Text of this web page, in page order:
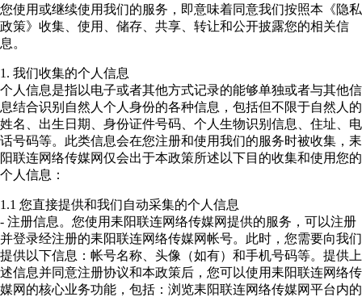
您使用或继续使用我们的服务，即意味着同意我们按照本《隐私
政策》收集、使用、储存、共享、转让和公开披露您的相关信
息。
1. 我们收集的个人信息
个人信息是指以电子或者其他方式记录的能够单独或者与其他信
息结合识别自然人个人身份的各种信息，包括但不限于自然人的
姓名、出生日期、身份证件号码、个人生物识别信息、住址、电
话号码等。此类信息会在您注册和使用我们的服务时被收集，耒
阳联连网络传媒网仅会出于本政策所述以下目的收集和使用您的
个人信息：
1.1 您直接提供和我们自动采集的个人信息
- 注册信息。您使用耒阳联连网络传媒网提供的服务，可以注册
并登录经注册的耒阳联连网络传媒网帐号。此时，您需要向我们
提供以下信息：帐号名称、头像（如有）和手机号码等。提供上
述信息并同意注册协议和本政策后，您可以使用耒阳联连网络传
媒网的核心业务功能，包括：浏览耒阳联连网络传媒网平台内的